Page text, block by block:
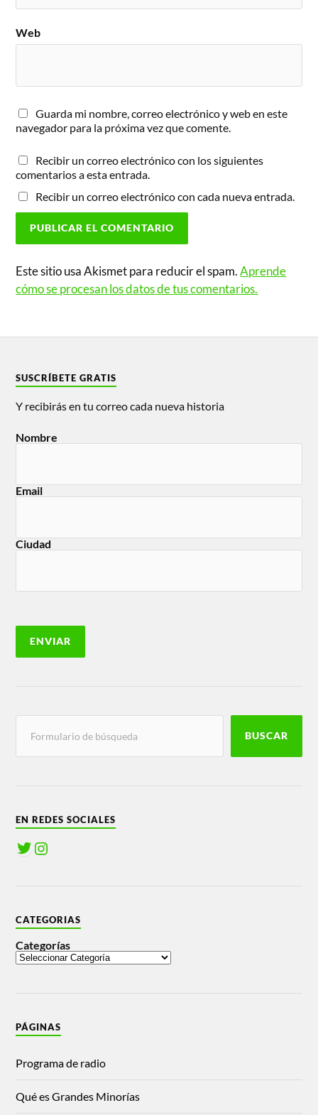
Web
Guarda mi nombre, correo electrónico y web en este
navegador para la próxima vez que comente.
Recibir un correo electrónico con los siguientes
comentarios a esta entrada.
Recibir un correo electrónico con cada nueva entrada.
Este sitio usa Akismet para reducir el spam.Aprende
cómo se procesan los datos de tus comentarios.
SUSCRÍBETE GRATIS
Y recibirás en tu correo cada nueva historia
Nombre
Email
Ciudad
BUSCAR
EN REDES SOCIALES
CATEGORIAS
Categorías
PÁGINAS
Programa de radio
Qué es Grandes Minorías